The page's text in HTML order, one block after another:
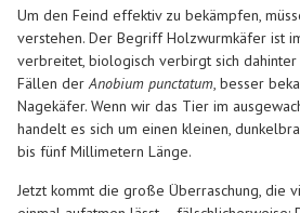
Um den Feind effektiv zu bekämpfen,
verstehen. Der Begriff Holzwurmkäfer ist
verbreitet, biologisch verbirgt sich
Fällen derAnobium punctatum, besser
Nagekäfer. Wenn wir das Tier im
handelt es sich um einen kleinen,
bis fünf Millimetern Länge.
Jetzt kommt die große Überraschung, die